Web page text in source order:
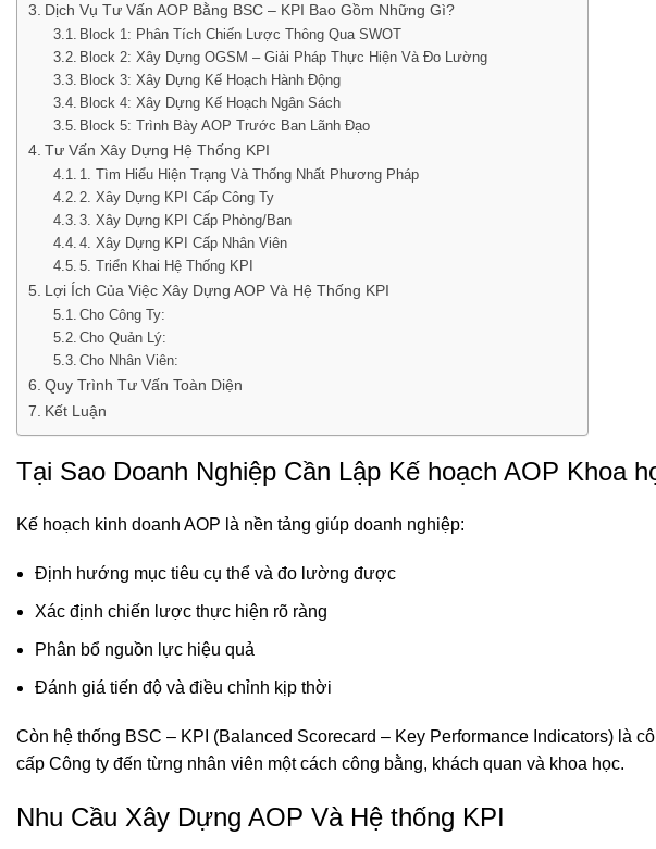
Dịch Vụ Tư Vấn AOP Bằng BSC – KPI Bao Gồm Những Gì?
Block 1: Phân Tích Chiến Lược Thông Qua SWOT
Block 2: Xây Dựng OGSM – Giải Pháp Thực Hiện Và Đo Lường
Block 3: Xây Dựng Kế Hoạch Hành Động
Block 4: Xây Dựng Kế Hoạch Ngân Sách
Block 5: Trình Bày AOP Trước Ban Lãnh Đạo
Tư Vấn Xây Dựng Hệ Thống KPI
1. Tìm Hiểu Hiện Trạng Và Thống Nhất Phương Pháp
2. Xây Dựng KPI Cấp Công Ty
3. Xây Dựng KPI Cấp Phòng/Ban
4. Xây Dựng KPI Cấp Nhân Viên
5. Triển Khai Hệ Thống KPI
Lợi Ích Của Việc Xây Dựng AOP Và Hệ Thống KPI
Cho Công Ty:
Cho Quản Lý:
Cho Nhân Viên:
Quy Trình Tư Vấn Toàn Diện
Kết Luận
Tại Sao Doanh Nghiệp Cần Lập Kế hoạch AOP Khoa
Kế hoạch kinh doanh AOP là nền tảng giúp doanh nghiệp:
Định hướng mục tiêu cụ thể và đo lường được
Xác định chiến lược thực hiện rõ ràng
Phân bổ nguồn lực hiệu quả
Đánh giá tiến độ và điều chỉnh kịp thời
Còn hệ thống BSC – KPI (Balanced Scorecard – Key Performance Indicators) là
cấp Công ty đến từng nhân viên một cách công bằng, khách quan và khoa học.
Nhu Cầu Xây Dựng AOP Và Hệ thống KPI